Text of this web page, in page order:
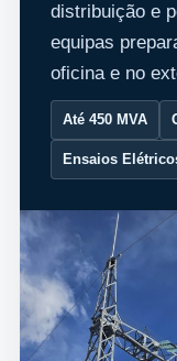
distribuição e
equipas
oficina e no
Até 450 MVA
Ensaios